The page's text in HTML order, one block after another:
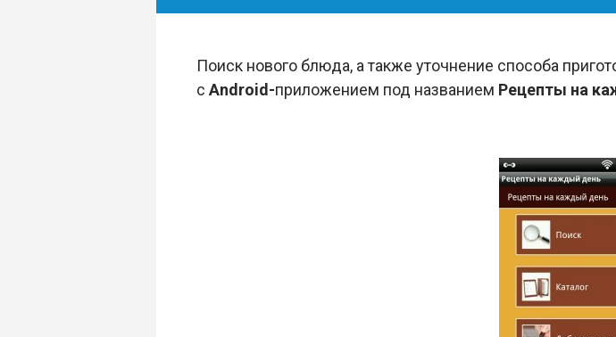
Поиск нового блюда, а также уточнение способа
с Android-приложением под названием Рецепты на